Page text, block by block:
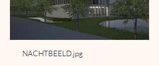
NACHTBEELD.jpg